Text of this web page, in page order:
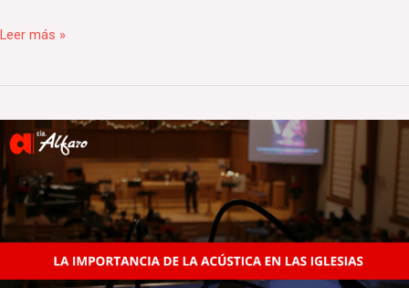
Leer más »
Importancia
la
Acústica
las